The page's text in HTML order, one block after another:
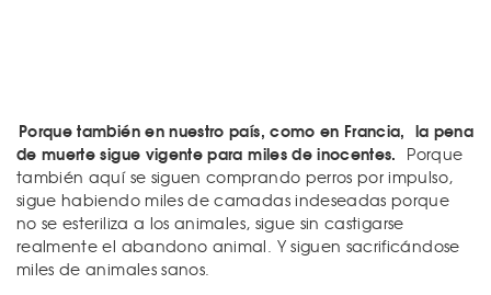
Porque también en nuestro país, como en Francia, la pena
de muerte sigue vigente para miles de inocentes. Porque
también aquí se siguen comprando perros por impulso,
sigue habiendo miles de camadas indeseadas porque
no se esteriliza a los animales, sigue sin castigarse
realmente el abandono animal. Y siguen sacrificándose
miles de animales sanos.